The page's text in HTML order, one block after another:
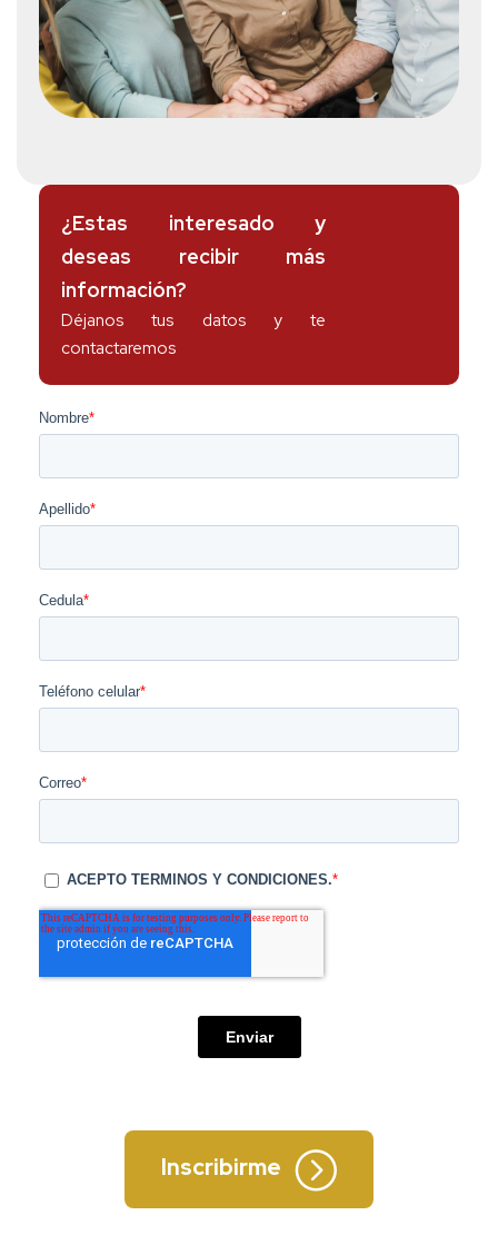
¿Estas interesado y
deseas recibir más
información?
Déjanos tus datos y te
contactaremos
Inscribirme